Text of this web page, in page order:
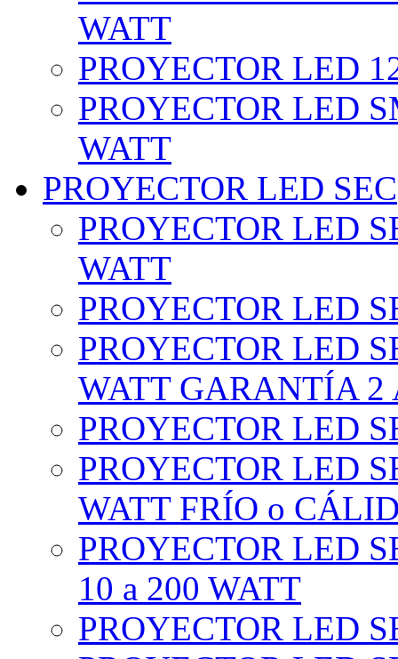
WATT
PROYECTOR LED
PROYECTOR LED
WATT
PROYECTOR LED SEC
PROYECTOR LED
WATT
PROYECTOR LED
PROYECTOR LED
WATT GARANTÍA 2
PROYECTOR LED
PROYECTOR LED
WATT FRÍO o
PROYECTOR LED
10 a 200 WATT
PROYECTOR LED